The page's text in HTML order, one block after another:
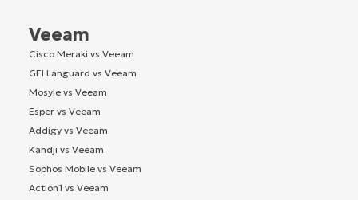
Veeam
Cisco Meraki vs Veeam
GFI Languard vs Veeam
Mosyle vs Veeam
Esper vs Veeam
Addigy vs Veeam
Kandji vs Veeam
Sophos Mobile vs Veeam
Action1 vs Veeam